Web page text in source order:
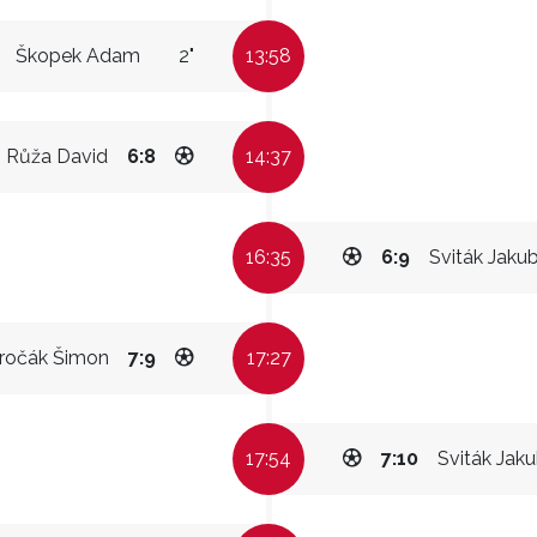
Škopek Adam 2" 13:58
Růža David 6:8 14:37
16:35 Sviták
6:9
Šimon 7:9 17:27
17:54 Sviták
7:10